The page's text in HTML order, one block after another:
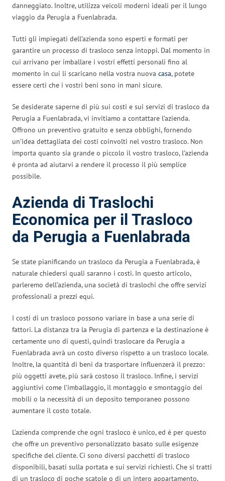
danneggiato. Inoltre, utilizza veicoli moderni ideali per il lungo
viaggio da Perugia a Fuenlabrada.
Tutti gli impiegati dell’azienda sono esperti e formati per
garantire un processo di trasloco senza intoppi. Dal momento in
cui arrivano per imballare i vostri effetti personali fino al
momento in cui li scaricano nella vostra nuova casa, potete
essere certi che i vostri beni sono in mani sicure.
Se desiderate saperne di più sui costi e sui servizi di trasloco da
Perugia a Fuenlabrada, vi invitiamo a contattare l’azienda.
Offrono un preventivo gratuito e senza obblighi, fornendo
un’idea dettagliata dei costi coinvolti nel vostro trasloco. Non
importa quanto sia grande o piccolo il vostro trasloco, l’azienda
è pronta ad aiutarvi a rendere il processo il più semplice
possibile.
Azienda di Traslochi
Economica per il Trasloco
da Perugia a Fuenlabrada
Se state pianificando un trasloco da Perugia a Fuenlabrada, è
naturale chiedersi quali saranno i costi. In questo articolo,
parleremo dell’azienda, una società di traslochi che offre servizi
professionali a prezzi equi.
I costi di un trasloco possono variare in base a una serie di
fattori. La distanza tra la Perugia di partenza e la destinazione è
certamente uno di questi, quindi traslocare da Perugia a
Fuenlabrada avrà un costo diverso rispetto a un trasloco locale.
Inoltre, la quantità di beni da trasportare influenzerà il prezzo:
più oggetti avete, più sarà costoso il trasloco. Infine, i servizi
aggiuntivi come l’imballaggio, il montaggio e smontaggio dei
mobili o la necessità di un deposito temporaneo possono
aumentare il costo totale.
L’azienda comprende che ogni trasloco è unico, ed è per questo
che offre un preventivo personalizzato basato sulle esigenze
specifiche del cliente. Ci sono diversi pacchetti di trasloco
disponibili, basati sulla portata e sui servizi richiesti. Che si tratti
di un trasloco di poche scatole o di un intero appartamento,